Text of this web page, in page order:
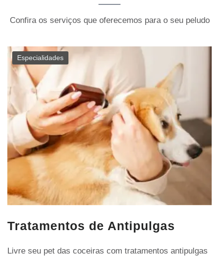
Confira os serviços que oferecemos para o seu peludo
Especialidades
Tratamentos de Antipulgas
Livre seu pet das coceiras com tratamentos antipulgas